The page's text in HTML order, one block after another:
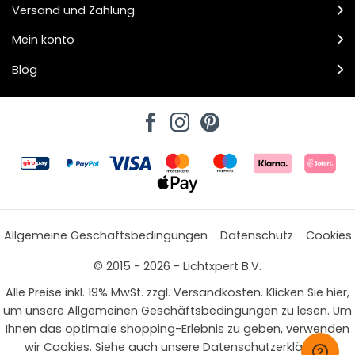
Versand und Zahlung
Mein konto
Blog
Allgemeine Geschäftsbedingungen Datenschutz
Cookies
© 2015 - 2026 - Lichtxpert B.V.
Alle Preise inkl. 19% MwSt. zzgl. Versandkosten. Klicken Sie hier,
um unsere Allgemeinen Geschäftsbedingungen zu lesen. Um
Ihnen das optimale shopping-Erlebnis zu geben, verwenden
wir Cookies. Siehe auch unsere Datenschutzerklärung.